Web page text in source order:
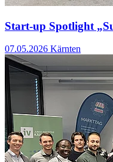
Start-up Spotlight
07.05.2026 Kärnten